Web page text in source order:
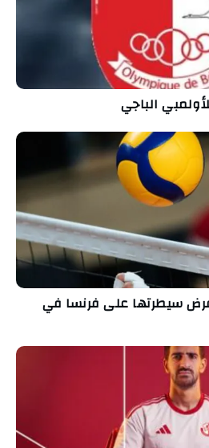
الباجي
سيطرتها على فرنسا في